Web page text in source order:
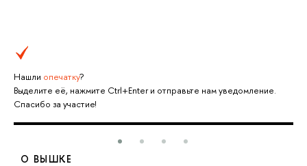
Нашли опечатку?
Выделите её, нажмите Ctrl+Enter и отправьте нам уведомление.
Спасибо за участие!
О ВЫШКЕ